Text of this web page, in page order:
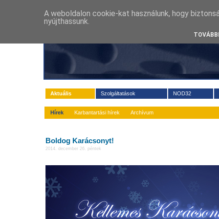
Aktuális Szolgáltatások NOD32
Hírek Karbantartási hírek Archívum
Boldog Karácsonyt!
2014. december 26. péntek
A weboldalon cookie-kat használunk, hogy
nyújthassunk.